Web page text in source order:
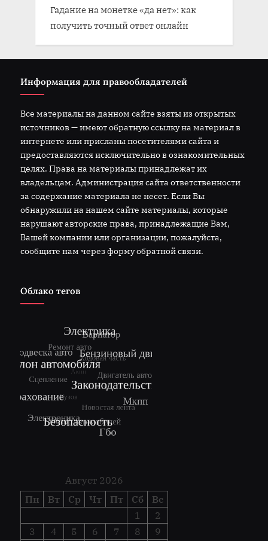
Гадание на монетке «да нет»: как
получить точный ответ онлайн
Информация для правообладателей
Все материалы на данном сайте взяты из открытых
источников — имеют обратную ссылку на материал в
интернете или присланы посетителями сайта и
предоставляются исключительно в ознакомительных
целях. Права на материалы принадлежат их
владельцам. Администрация сайта ответственности
за содержание материала не несет. Если Вы
обнаружили на нашем сайте материалы, которые
нарушают авторские права, принадлежащие Вам,
Вашей компании или организации, пожалуйста,
сообщите нам через форму обратной связи.
Облако тегов
Август 2026
Пн
Вт Ср Чт Пт Сб
Вс
1
2
3
4 5 6 7 8 9